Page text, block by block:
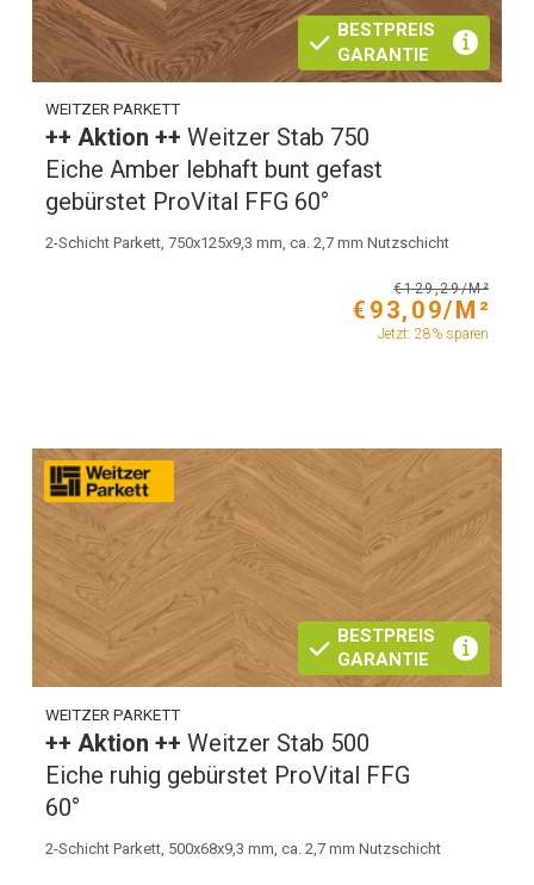
BESTPREIS
GARANTIE
WEITZER PARKETT
++ Aktion ++Weitzer Stab 750
Eiche Amber lebhaft bunt gefast
gebürstet ProVital FFG 60°
2-Schicht Parkett, 750x125x9,3 mm, ca. 2,7 mm Nutzschicht
€129,29/M²
€93,09/M²
Jetzt: 28% sparen
BESTPREIS
GARANTIE
WEITZER PARKETT
++ Aktion ++Weitzer Stab 500
Eiche ruhig gebürstet ProVital FFG
60°
2-Schicht Parkett, 500x68x9,3 mm, ca. 2,7 mm Nutzschicht